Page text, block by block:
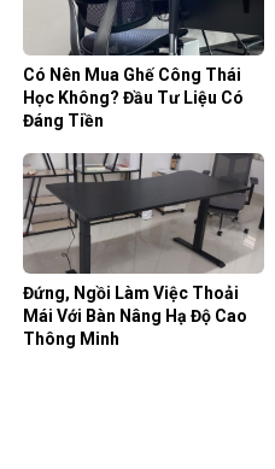
Có Nên Mua Ghế Công Thái
Học Không? Đầu Tư Liệu Có
Đáng Tiền
Đứng, Ngồi Làm Việc Thoải
Mái Với Bàn Nâng Hạ Độ Cao
Thông Minh